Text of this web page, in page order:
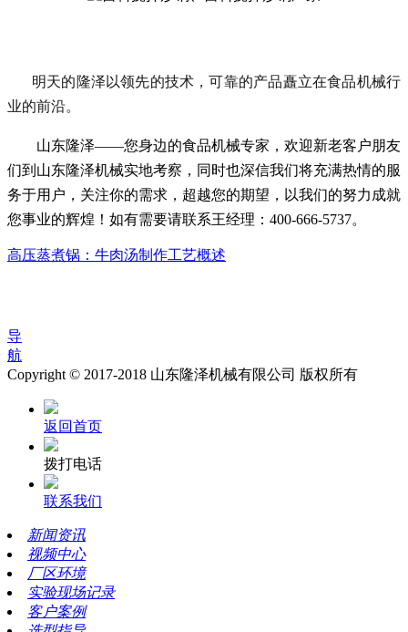
明天的隆泽以领先的技术，可靠的产品矗立在食品机械行
业的前沿。
山东隆泽——您身边的食品机械专家，欢迎新老客户朋友
们到山东隆泽机械实地考察，同时也深信我们将充满热情的服
务于用户，关注你的需求，超越您的期望，以我们的努力成就
您事业的辉煌！如有需要请联系王经理：400-666-5737。
高压蒸煮锅：牛肉汤制作工艺概述
导
航
Copyright © 2017-2018 山东隆泽机械有限公司 版权所有
返回首页
拨打电话
联系我们
新闻资讯
视频中心
厂区环境
实验现场记录
客户案例